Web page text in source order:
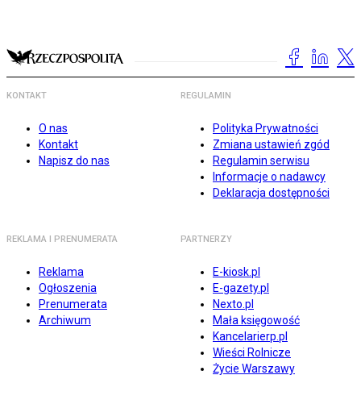
KONTAKT
O nas
Kontakt
Napisz do nas
REGULAMIN
Polityka Prywatności
Zmiana ustawień zgód
Regulamin serwisu
Informacje o nadawcy
Deklaracja dostępności
REKLAMA I PRENUMERATA
Reklama
Ogłoszenia
Prenumerata
Archiwum
PARTNERZY
E-kiosk.pl
E-gazety.pl
Nexto.pl
Mała księgowość
Kancelarierp.pl
Wieści Rolnicze
Życie Warszawy